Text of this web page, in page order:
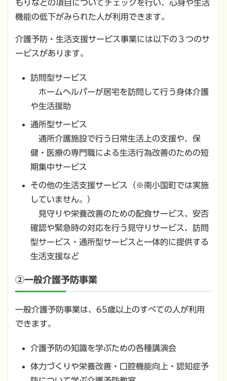
もりなどの項目についてチェックを行い、心身や生活
機能の低下がみられた人が利用できます。
介護予防・生活支援サービス事業には以下の ３ つのサ
ービスがあります。
訪問型サービス
ホームヘルパーが居宅を訪問して行う身体介護
や生活援助
通所型サービス
通所介護施設で行う日常生活上の支援や、保
健・医療の専門職による生活行為改善のための短
期集中サービス
その他の生活支援サービス（※南小国町では実施
していません。）
見守りや栄養改善のための配食サービス、安否
確認や緊急時の対応を行う見守りサービス、訪問
型サービス・通所型サービスと一体的に提供する
生活支援など
②一般介護予防事業
一般介護予防事業は、 65歳以上のすべての人が利用
できます。
介護予防の知識を学ぶための各種講演会
体力づくりや栄養改善・口腔機能向上・認知症予